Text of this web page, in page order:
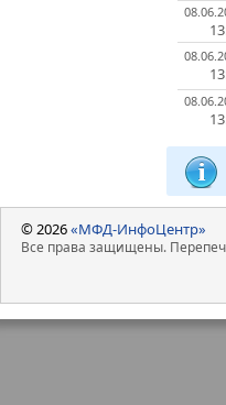
© 2026«МФД-ИнфоЦентр»
Все права защищены.